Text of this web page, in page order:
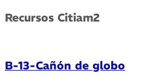
Recursos Citiam2
B-13-Cañón de globo